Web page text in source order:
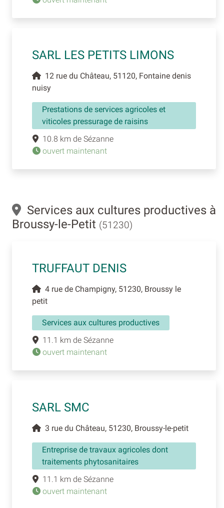
SARL LES PETITS LIMONS
12 rue du Château, 51120, Fontaine denis
nuisy
Prestations de services agricoles et
viticoles pressurage de raisins
10.8 km de Sézanne
ouvert maintenant
Services aux cultures productives à
Broussy-le-Petit (51230)
TRUFFAUT DENIS
4 rue de Champigny, 51230, Broussy le
petit
Services aux cultures productives
11.1 km de Sézanne
ouvert maintenant
SARL SMC
3 rue du Château, 51230, Broussy-le-petit
Entreprise de travaux agricoles dont
traitements phytosanitaires
11.1 km de Sézanne
ouvert maintenant